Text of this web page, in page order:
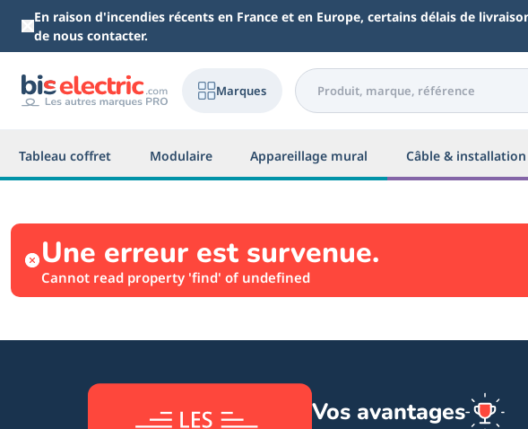
Aller au contenu principal
En raison d'incendies récents en France et en Europe, certains délais de
de nous contacter.
Marques
Tableau coffret Modulaire Appareillage mural Câble & installation
Une erreur est survenue.
Cannot read property 'find' of undefined
Vos avantages